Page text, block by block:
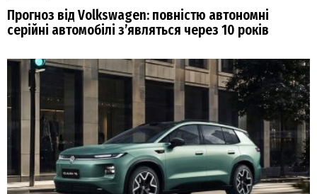
Прогноз від Volkswagen: повністю автономні
серійні автомобілі з’являться через 10 років